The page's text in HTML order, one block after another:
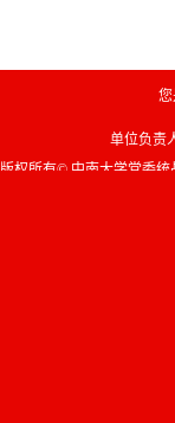
单位负责
版权所有© 中南大学党委统